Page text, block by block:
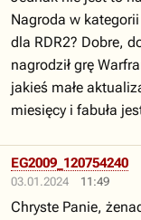
Nagroda w
dla RDR2? Dobre,
nagrodził grę
jakieś małe
miesięcy i fabuła
03.01.2024 11:49
EG2009_120754240
Chryste Panie,